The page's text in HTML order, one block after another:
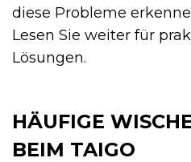
diese Probleme
Lesen Sie weiter für
Lösungen.
HÄUFIGE
BEIM TAIGO